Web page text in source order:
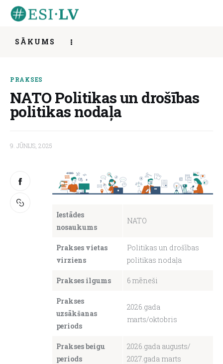
SĀKUMS
nodaļa
Iesaisties
Mentorings
Aktivitātes
Par mums
Kontakti
About us
PRAKSES
NATO Politikas un drošības
politikas nodaļa
9. JŪNIJS, 2025
Iestādes
nosaukums
NATO
Prakses vietas
virziens
Politikas un drošības
politikas nodaļa
Prakses ilgums 6 mēneši
Prakses
uzsākšanas
periods
2026.gada
marts/oktobris
Prakses beigu
periods
2026.gada augusts/
2027.gada marts